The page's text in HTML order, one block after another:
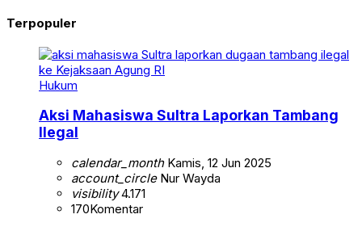
Terpopuler
Hukum
Aksi Mahasiswa Sultra Laporkan Tambang
Ilegal
calendar_monthKamis, 12 Jun 2025
account_circleNur Wayda
visibility4.171
170Komentar